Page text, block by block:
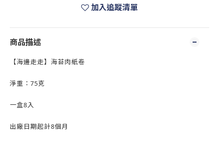
加入追蹤清單
商品描述
【海邊走走】海苔肉紙卷
淨重：75克
一盒8入
出廠日期起計8個月